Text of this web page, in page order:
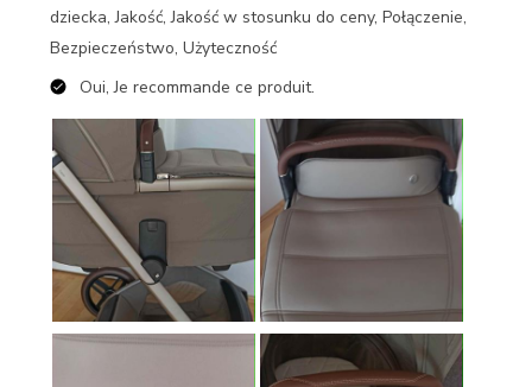
dziecka, Jakość, Jakość w stosunku do ceny, Połączenie,
Bezpieczeństwo, Użyteczność
Oui, Je recommande ce produit.